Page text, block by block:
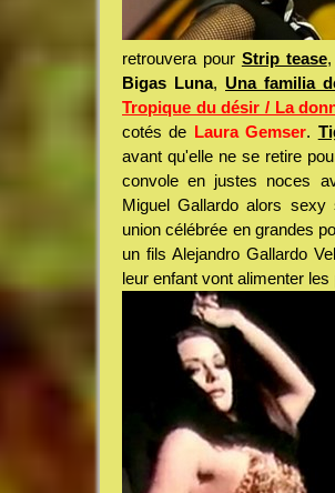
retrouvera pour Strip tease,
Bigas Luna, Una familia
Tropique du désir / La
cotés de Laura Gemser.
avant qu'elle ne se retire
convole en justes noces
Miguel Gallardo alors
union célébrée en grandes
un fils Alejandro Gallardo
leur enfant vont alimenter